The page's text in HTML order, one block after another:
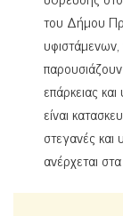
του Δήμου
επάρκειας
είναι
στεγανές
ανέρχεται στα